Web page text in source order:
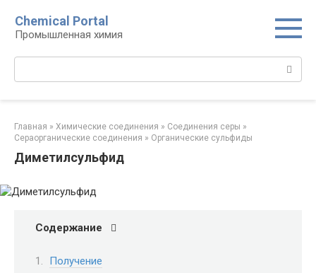
контенту
Chemical Portal
Промышленная химия
Главная » Химические соединения » Соединения серы‎ »
Сераорганические соединения‎ » Органические сульфиды‎
Диметилсульфид
Содержание
Получение